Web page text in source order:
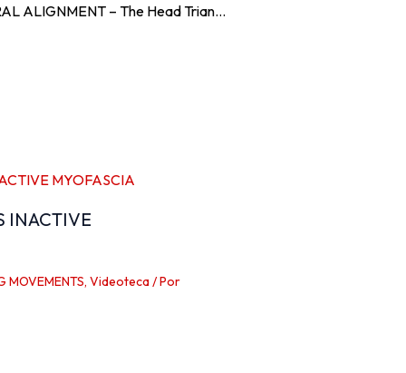
IDEAL POSTURAL ALIGNMENT – The Head Triangle
INACTIVE
MOVEMENTS, Videoteca/ Por